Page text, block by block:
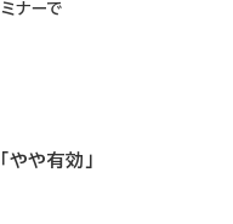
ナーで
や有効」